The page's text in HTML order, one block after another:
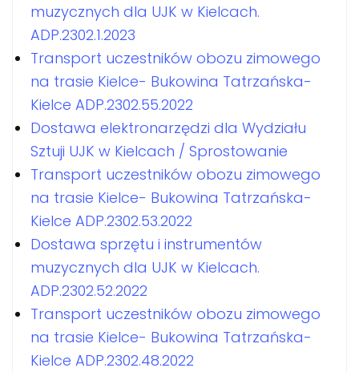
muzycznych dla UJK w Kielcach.
ADP.2302.1.2023
Transport uczestników obozu zimowego
na trasie Kielce- Bukowina Tatrzańska-
Kielce ADP.2302.55.2022
Dostawa elektronarzędzi dla Wydziału
Sztuji UJK w Kielcach / Sprostowanie
Transport uczestników obozu zimowego
na trasie Kielce- Bukowina Tatrzańska-
Kielce ADP.2302.53.2022
Dostawa sprzętu i instrumentów
muzycznych dla UJK w Kielcach.
ADP.2302.52.2022
Transport uczestników obozu zimowego
na trasie Kielce- Bukowina Tatrzańska-
Kielce ADP.2302.48.2022